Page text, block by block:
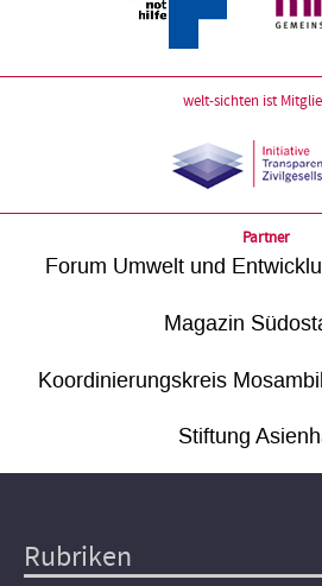
welt-sichten ist
Partner
Forum Umwelt und
Magazin
Koordinierungskreis
Stiftung
Hauptnavigation
Rubriken